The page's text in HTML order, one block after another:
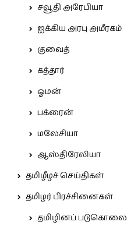
சவூதி அரேபியா
ஐக்கிய அரபு அமீரகம்
குவைத்
கத்தார்
ஓமன்
பக்ரைன்
மலேசியா
ஆஸ்திரேலியா
தமிழீழச் செய்திகள்
தமிழர் பிரச்சினைகள்
தமிழினப் படுகொலை